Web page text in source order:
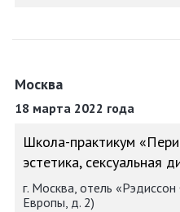
Москва
18 марта 2022 года
Школа-практикум
эстетика, сексуальная
г. Москва, отель
Европы, д. 2)